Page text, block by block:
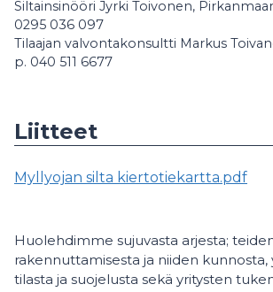
Siltainsinööri Jyrki Toivonen,
0295 036 097
Tilaajan valvontakonsultti Markus
p. 040 511 6677
Liitteet
Myllyojan silta kiertotiekartta.pdf
Huolehdimme sujuvasta arjesta;
rakennuttamisesta ja niiden kunnosta,
tilasta ja suojelusta sekä yritysten